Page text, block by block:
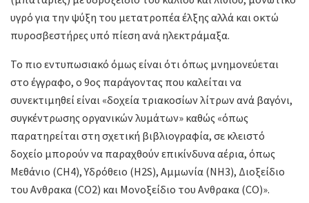
υγρό για την ψύξη του μετατροπέα έλξης αλλά και οκτώ
πυροσβεστήρες υπό πίεση ανά ηλεκτράμαξα.
Το πιο εντυπωσιακό όμως είναι ότι όπως μνημονεύεται
στο έγγραφο, ο 9ος παράγοντας που καλείται να
συνεκτιμηθεί είναι «δοχεία τριακοσίων λίτρων ανά βαγόνι,
συγκέντρωσης οργανικών λυμάτων» καθώς «όπως
παρατηρείται στη σχετική βιβλιογραφία, σε κλειστό
δοχείο μπορούν να παραχθούν επικίνδυνα αέρια, όπως
Μεθάνιο (CH4), Υδρόθειο (Η2S), Αμμωνία (ΝΗ3), Διοξείδιο
του Ανθρακα (CO2) και Μονοξείδιο του Ανθρακα (CO)».